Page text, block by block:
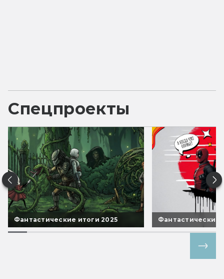
Спецпроекты
Фантастические итоги 2025 Фантастические